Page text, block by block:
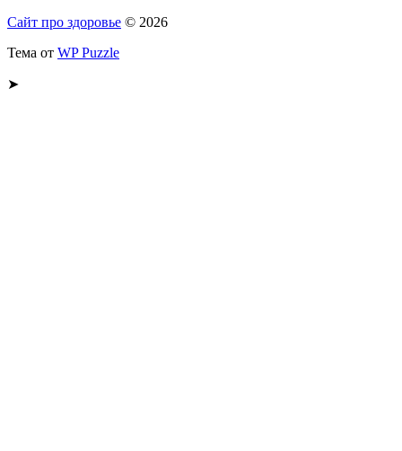
Сайт про здоровье © 2026
Тема от WP Puzzle
➤